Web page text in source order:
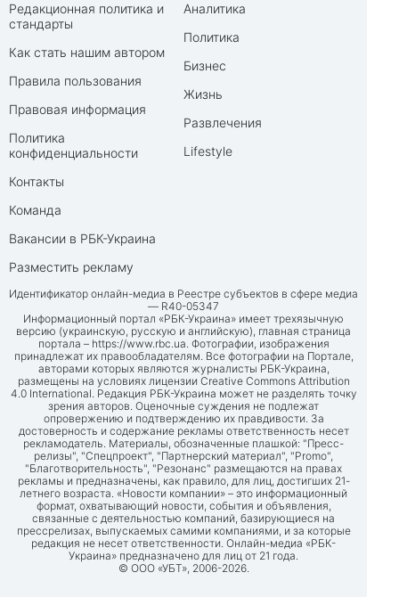
Редакционная политика и
стандарты
Как стать нашим автором
Правила пользования
Правовая информация
Политика
конфиденциальности
Контакты
Команда
Вакансии в РБК-Украина
Разместить рекламу
Аналитика
Политика
Бизнес
Жизнь
Развлечения
Lifestyle
Идентификатор онлайн-медиа в Реестре субъектов в сфере медиа
— R40-05347
Информационный портал «РБК-Украина» имеет трехязычную
версию (украинскую, русскую и английскую), главная страница
портала – https://www.rbc.ua. Фотографии, изображения
принадлежат их правообладателям. Все фотографии на Портале,
авторами которых являются журналисты РБК-Украина,
размещены на условиях лицензии Creative Commons Attribution
4.0 International. Редакция РБК-Украина может не разделять точку
зрения авторов. Оценочные суждения не подлежат
опровержению и подтверждению их правдивости. За
достоверность и содержание рекламы ответственность несет
рекламодатель. Материалы, обозначенные плашкой: "Пресс-
релизы", "Спецпроект", "Партнерский материал", "Promo",
"Благотворительность", "Резонанс" размещаются на правах
рекламы и предназначены, как правило, для лиц, достигших 21-
летнего возраста. «Новости компании» – это информационный
формат, охватывающий новости, события и объявления,
связанные с деятельностью компаний, базирующиеся на
прессрелизах, выпускаемых самими компаниями, и за которые
редакция не несет ответственности. Онлайн-медиа «РБК-
Украина» предназначено для лиц от 21 года.
© ООО «УБТ», 2006-2026.